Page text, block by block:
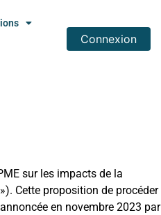
Connexion
sur les impacts de la
Cette proposition de procéder
en novembre 2023 par